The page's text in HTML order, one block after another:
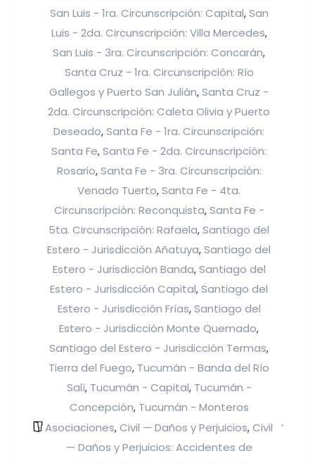
San Luis - 1ra. Circunscripción: Capital, San
Luis - 2da. Circunscripción: Villa Mercedes,
San Luis - 3ra. Circunscripción: Concarán,
Santa Cruz - 1ra. Circunscripción: Río
Gallegos y Puerto San Julián, Santa Cruz -
2da. Circunscripción: Caleta Olivia y Puerto
Deseado, Santa Fe - 1ra. Circunscripción:
Santa Fe, Santa Fe - 2da. Circunscripción:
Rosario, Santa Fe - 3ra. Circunscripción:
Venado Tuerto, Santa Fe - 4ta.
Circunscripción: Reconquista, Santa Fe -
5ta. Circunscripción: Rafaela, Santiago del
Estero - Jurisdicción Añatuya, Santiago del
Estero - Jurisdicción Banda, Santiago del
Estero - Jurisdicción Capital, Santiago del
Estero - Jurisdicción Frías, Santiago del
Estero - Jurisdicción Monte Quemado,
Santiago del Estero - Jurisdicción Termas,
Tierra del Fuego, Tucumán - Banda del Río
Salí, Tucumán - Capital, Tucumán -
Concepción, Tucumán - Monteros
Asociaciones, Civil — Daños y Perjuicios, Civil
— Daños y Perjuicios: Accidentes de